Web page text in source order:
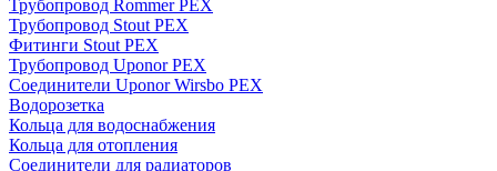
Трубопровод Rommer PEX
Трубопровод Stout PEX
Фитинги Stout PEX
Трубопровод Uponor PEX
Соединители Uponor Wirsbo PEX
Водорозетка
Кольца для водоснабжения
Кольца для отопления
Соединители для радиаторов